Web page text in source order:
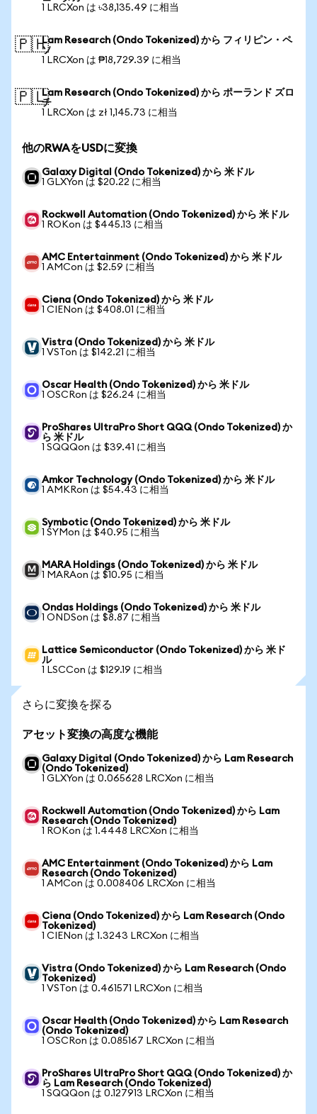
1 LRCXon は ৳38,135.49 に相当
🇵🇭Lam Research (Ondo Tokenized) から フィリピン・ペ
ソ
1 LRCXon は ₱18,729.39 に相当
🇵🇱Lam Research (Ondo Tokenized) から ポーランド ズロ
チ
1 LRCXon は zł 1,145.73 に相当
他のRWAをUSDに変換
Galaxy Digital (Ondo Tokenized) から 米ドル
1 GLXYon は $20.22 に相当
Rockwell Automation (Ondo Tokenized) から 米ドル
1 ROKon は $445.13 に相当
AMC Entertainment (Ondo Tokenized) から 米ドル
1 AMCon は $2.59 に相当
Ciena (Ondo Tokenized) から 米ドル
1 CIENon は $408.01 に相当
Vistra (Ondo Tokenized) から 米ドル
1 VSTon は $142.21 に相当
Oscar Health (Ondo Tokenized) から 米ドル
1 OSCRon は $26.24 に相当
ProShares UltraPro Short QQQ (Ondo Tokenized) か
ら 米ドル
1 SQQQon は $39.41 に相当
Amkor Technology (Ondo Tokenized) から 米ドル
1 AMKRon は $54.43 に相当
Symbotic (Ondo Tokenized) から 米ドル
1 SYMon は $40.95 に相当
MARA Holdings (Ondo Tokenized) から 米ドル
1 MARAon は $10.95 に相当
Ondas Holdings (Ondo Tokenized) から 米ドル
1 ONDSon は $8.87 に相当
Lattice Semiconductor (Ondo Tokenized) から 米ド
ル
1 LSCCon は $129.19 に相当
さらに変換を探る
アセット変換の高度な機能
Galaxy Digital (Ondo Tokenized) から Lam Research
(Ondo Tokenized)
1 GLXYon は 0.065628 LRCXon に相当
Rockwell Automation (Ondo Tokenized) から Lam
Research (Ondo Tokenized)
1 ROKon は 1.4448 LRCXon に相当
AMC Entertainment (Ondo Tokenized) から Lam
Research (Ondo Tokenized)
1 AMCon は 0.008406 LRCXon に相当
Ciena (Ondo Tokenized) から Lam Research (Ondo
Tokenized)
1 CIENon は 1.3243 LRCXon に相当
Vistra (Ondo Tokenized) から Lam Research (Ondo
Tokenized)
1 VSTon は 0.461571 LRCXon に相当
Oscar Health (Ondo Tokenized) から Lam Research
(Ondo Tokenized)
1 OSCRon は 0.085167 LRCXon に相当
ProShares UltraPro Short QQQ (Ondo Tokenized) か
ら Lam Research (Ondo Tokenized)
1 SQQQon は 0.127913 LRCXon に相当